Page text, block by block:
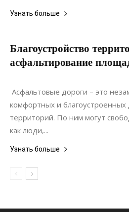
Узнать больше
Благоустройство
асфальтирование
02.06.2020
Асфальтовые дороги – это
комфортных и благоустроенных
территорий. По ним могут
как люди,...
Узнать больше